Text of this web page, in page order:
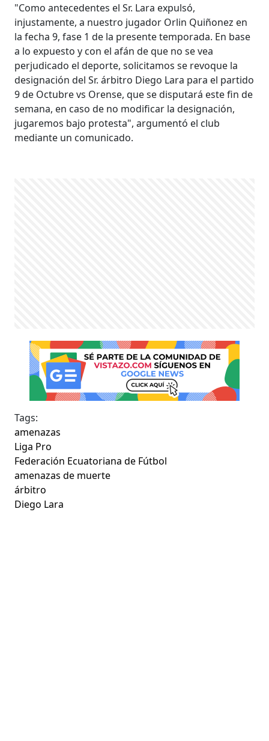
"Como antecedentes el Sr. Lara expulsó,
injustamente, a nuestro jugador Orlin Quiñonez en
la fecha 9, fase 1 de la presente temporada. En base
a lo expuesto y con el afán de que no se vea
perjudicado el deporte, solicitamos se revoque la
designación del Sr. árbitro Diego Lara para el partido
9 de Octubre vs Orense, que se disputará este fin de
semana, en caso de no modificar la designación,
jugaremos bajo protesta", argumentó el club
mediante un comunicado.
Tags:
amenazas
Liga Pro
Federación Ecuatoriana de Fútbol
amenazas de muerte
árbitro
Diego Lara